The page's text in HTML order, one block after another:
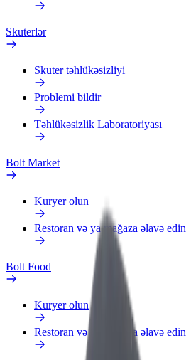
Skuterlər
Skuter təhlükəsizliyi
Problemi bildir
Təhlükəsizlik Laboratoriyası
Bolt Market
Kuryer olun
Restoran və ya mağaza əlavə edin
Bolt Food
Kuryer olun
Restoran və ya mağaza əlavə edin